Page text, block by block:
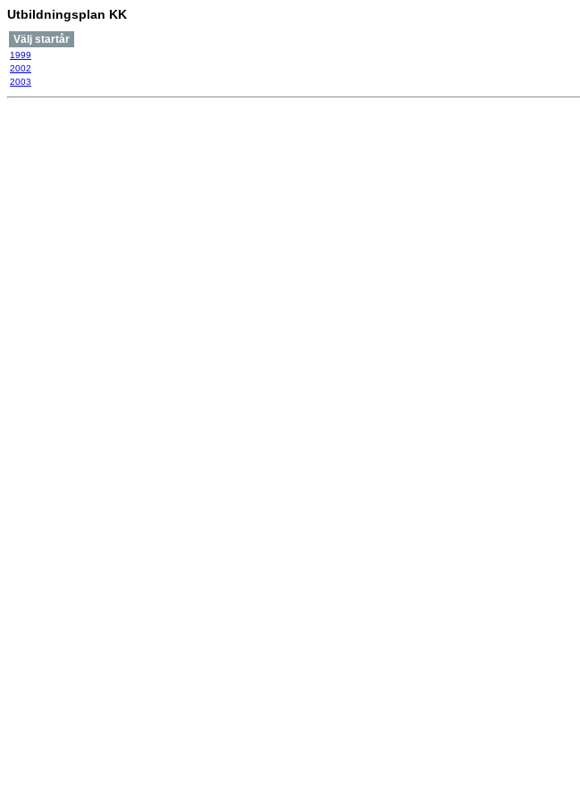
Utbildningsplan KK
Välj startår
1999
2002
2003